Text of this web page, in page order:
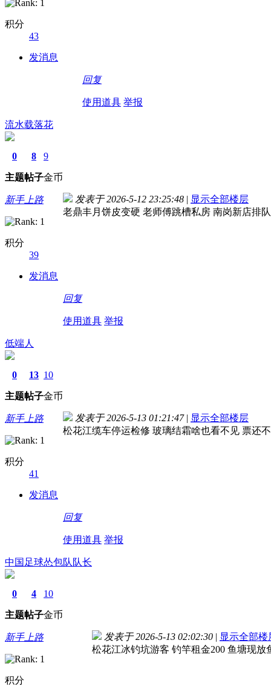
积分
43
发消息
回复
使用道具 举报
流水载落花
0
主题
8
帖子
9
金币
新手上路
积分
39
发消息
发表于 2026-5-12 23:25:48 | 显示全部楼层
老鼎丰月饼皮变硬 老师傅跳槽私房 南岗新店排队
回复
使用道具 举报
低端人
0
主题
13
帖子
10
金币
新手上路
积分
41
发消息
发表于 2026-5-13 01:21:47 | 显示全部楼层
松花江缆车停运检修 玻璃结霜啥也看不见 票还
回复
使用道具 举报
中国足球怂包队队长
0
主题
4
帖子
10
金币
新手上路
积分
发表于 2026-5-13 02:02:30 | 显示全部楼
松花江冰钓坑游客 钓竿租金200 鱼塘现放